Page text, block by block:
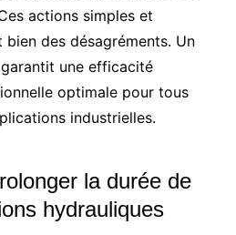
actions simples et
bien des désagréments. Un
une efficacité
optimale pour tous
industrielles.
la durée de
hydrauliques